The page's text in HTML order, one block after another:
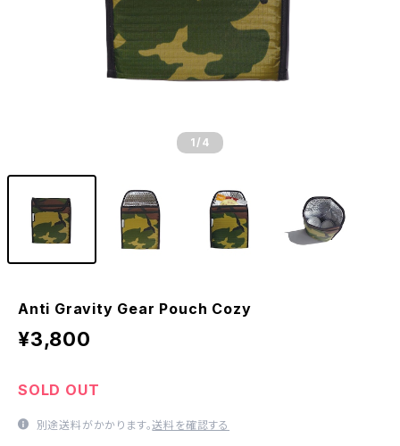
1 /4
Anti Gravity Gear Pouch Cozy
¥3,800
SOLD OUT
別途送料がかかります。送料を確認する